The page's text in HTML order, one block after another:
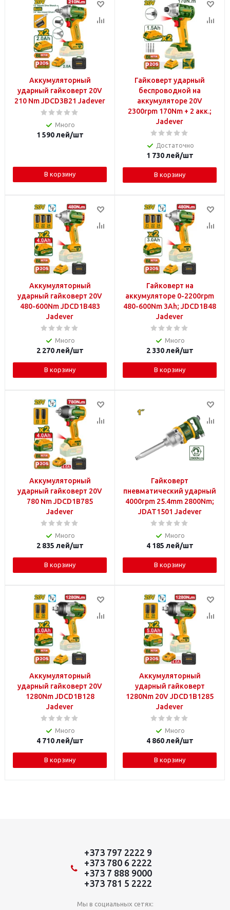
Аккумуляторный
ударный гайковерт 20V
210 Nm JDCD3B21 Jadever
Много
1 590лей/шт
В корзину
Гайковерт ударный
беспроводной на
аккумуляторе 20V
2300rpm 170Nm + 2 акк.;
Jadever
Достаточно
1 730лей/шт
В корзину
Аккумуляторный
ударный гайковерт 20V
480-600Nm JDCD1B483
Jadever
Много
2 270лей/шт
В корзину
Гайковерт на
аккумуляторе 0-2200rpm
480-600Nm 3Ah; JDCD1B48
Jadever
Много
2 330лей/шт
В корзину
Аккумуляторный
ударный гайковерт 20V
780 Nm JDCD1B785
Jadever
Много
2 835 лей/шт
В корзину
Гайковерт
пневматический ударный
4000rpm 25.4mm 2800Nm;
JDAT1501 Jadever
Много
4 185 лей/шт
В корзину
Аккумуляторный
ударный гайковерт 20V
1280Nm JDCD1B128
Jadever
Много
4 710лей/шт
В корзину
Аккумуляторный
ударный гайковерт
1280Nm 20V JDCD1B1285
Jadever
Много
4 860лей/шт
В корзину
+373 797 2222 9
+373 780 6 2222
+373 7 888 9000
+373 781 5 2222
Мы в социальных сетях: